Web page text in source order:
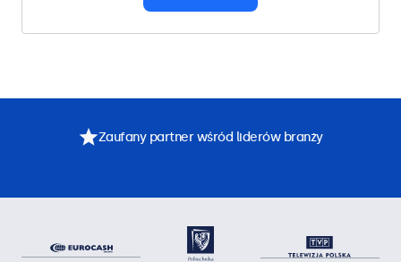
Zaufany partner wśród liderów branży